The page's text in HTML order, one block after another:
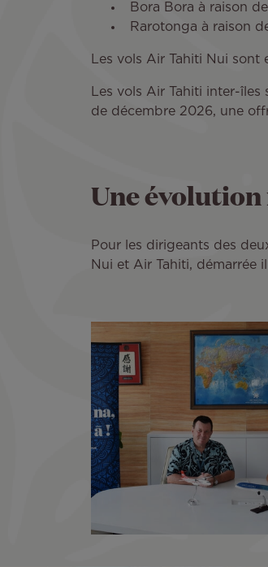
Bora Bora à raison
Rarotonga à raison
Les vols Air Tahiti Nui
Les vols Air Tahiti inter-
de décembre 2026, une
Une
Pour les dirigeants des
Nui et Air Tahiti, démarrée